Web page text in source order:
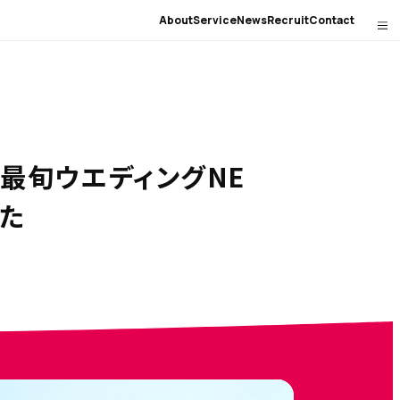
AboutServiceNewsRecruitContact
旬ウエディングNE